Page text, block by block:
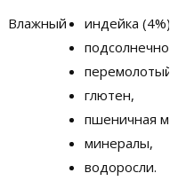
Влажный
индейка (4%);
перемолотый
глютен,
пшеничная
минералы,
водоросли.